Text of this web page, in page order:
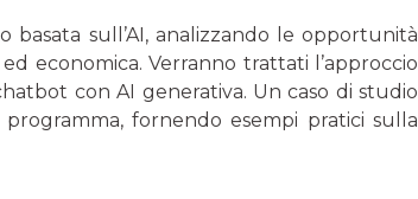
sull’AI, analizzando le opportunità
economica. Verranno trattati l’approccio
con AI generativa. Un caso di studio
fornendo esempi pratici sulla